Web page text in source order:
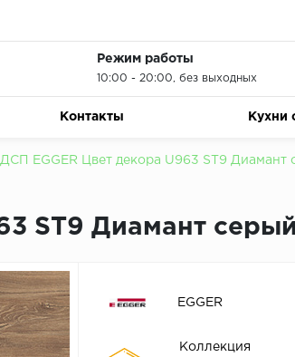
Режим работы
10:00 - 20:00, без выходных
Контакты Кухни
EGGER Цвет декора U963 ST9
ST9 Диамант
EGGER
Коллекция